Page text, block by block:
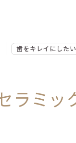
歯をキレイにしたい
ラミッ